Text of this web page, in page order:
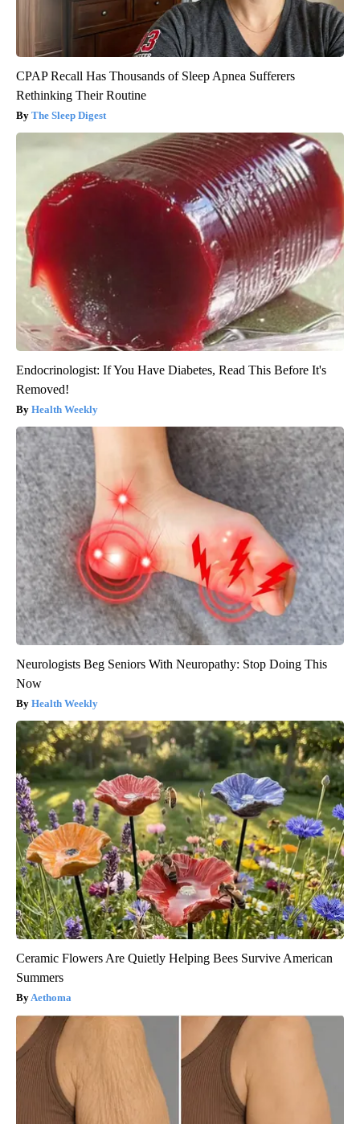
CPAP Recall Has Thousands of Sleep Apnea Sufferers
Rethinking Their Routine
The Sleep Digest
Endocrinologist: If You Have Diabetes, Read This Before It's
Removed!
Health Weekly
Neurologists Beg Seniors With Neuropathy: Stop Doing This
Now
Health Weekly
Ceramic Flowers Are Quietly Helping Bees Survive American
Summers
Aethoma